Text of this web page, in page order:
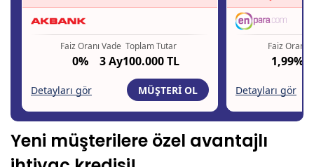
Yeni müşterilere özel avantajlı